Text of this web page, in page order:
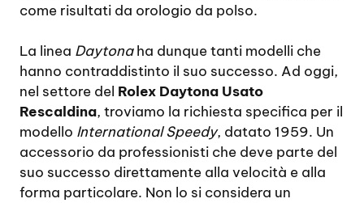
come risultati da orologio da polso.
La linea Daytonaha dunque tanti modelli che
hanno contraddistinto il suo successo. Ad oggi,
nel settore del Rolex Daytona Usato
Rescaldina, troviamo la richiesta specifica per il
modello International Speedy, datato 1959. Un
accessorio da professionisti che deve parte del
suo successo direttamente alla velocità e alla
forma particolare. Non lo si considera un